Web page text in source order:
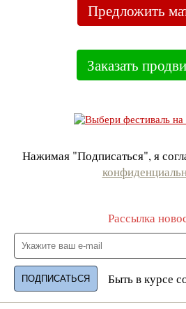
Предложить
Заказать
Нажимая "Подписаться", я
Рассылка
Быть в курсе